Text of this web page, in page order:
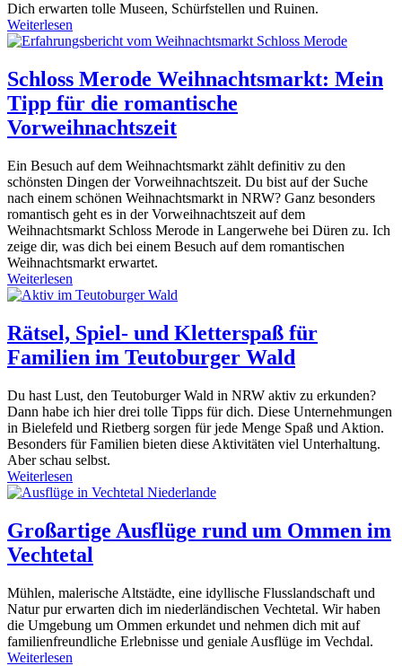
Dich erwarten tolle Museen, Schürfstellen und Ruinen.
Weiterlesen
Schloss Merode Weihnachtsmarkt: Mein
Tipp für die romantische
Vorweihnachtszeit
Ein Besuch auf dem Weihnachtsmarkt zählt definitiv zu den
schönsten Dingen der Vorweihnachtszeit. Du bist auf der Suche
nach einem schönen Weihnachtsmarkt in NRW? Ganz besonders
romantisch geht es in der Vorweihnachtszeit auf dem
Weihnachtsmarkt Schloss Merode in Langerwehe bei Düren zu. Ich
zeige dir, was dich bei einem Besuch auf dem romantischen
Weihnachtsmarkt erwartet.
Weiterlesen
Rätsel, Spiel- und Kletterspaß für
Familien im Teutoburger Wald
Du hast Lust, den Teutoburger Wald in NRW aktiv zu erkunden?
Dann habe ich hier drei tolle Tipps für dich. Diese Unternehmungen
in Bielefeld und Rietberg sorgen für jede Menge Spaß und Aktion.
Besonders für Familien bieten diese Aktivitäten viel Unterhaltung.
Aber schau selbst.
Weiterlesen
Großartige Ausflüge rund um Ommen im
Vechtetal
Mühlen, malerische Altstädte, eine idyllische Flusslandschaft und
Natur pur erwarten dich im niederländischen Vechtetal. Wir haben
die Umgebung um Ommen erkundet und nehmen dich mit auf
familienfreundliche Erlebnisse und geniale Ausflüge im Vechdal.
Weiterlesen